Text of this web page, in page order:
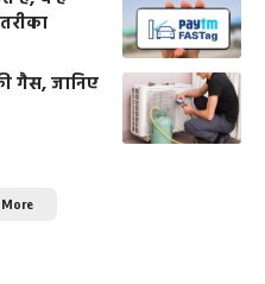
गैस, जानिए
More